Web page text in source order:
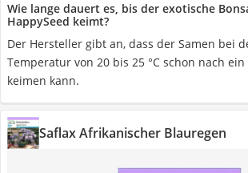
Wie lange dauert es, bis der exotische
HappySeed keimt?
Der Hersteller gibt an, dass der Samen bei
Temperatur von 20 bis 25 °C schon nach
keimen kann.
Saflax Afrikanischer Blauregen